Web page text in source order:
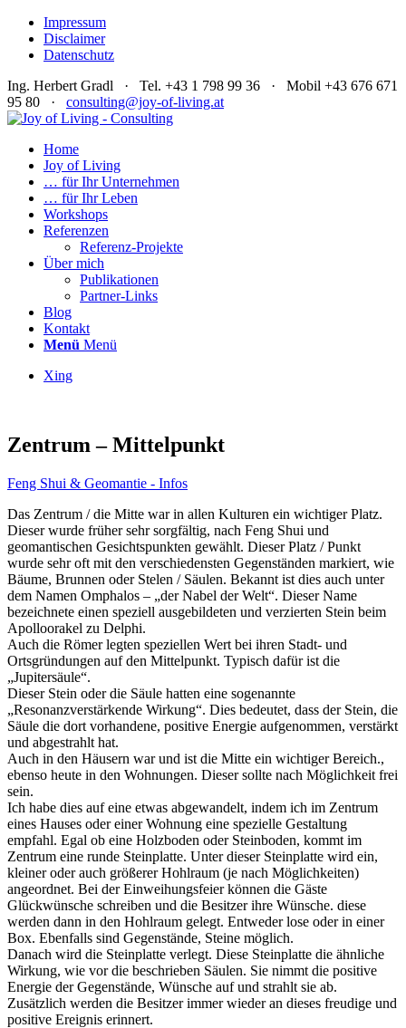
Impressum
Disclaimer
Datenschutz
Ing. Herbert Gradl · Tel. +43 1 798 99 36 · Mobil +43 676 671
95 80 · consulting@joy-of-living.at
Home
Joy of Living
… für Ihr Unternehmen
… für Ihr Leben
Workshops
Referenzen
Referenz-Projekte
Über mich
Publikationen
Partner-Links
Blog
Kontakt
Menü Menü
Xing
Zentrum – Mittelpunkt
Feng Shui & Geomantie - Infos
Das Zentrum / die Mitte war in allen Kulturen ein wichtiger Platz.
Dieser wurde früher sehr sorgfältig, nach Feng Shui und
geomantischen Gesichtspunkten gewählt. Dieser Platz / Punkt
wurde sehr oft mit den verschiedensten Gegenständen markiert, wie
Bäume, Brunnen oder Stelen / Säulen. Bekannt ist dies auch unter
dem Namen Omphalos – „der Nabel der Welt“. Dieser Name
bezeichnete einen speziell ausgebildeten und verzierten Stein beim
Apolloorakel zu Delphi.
Auch die Römer legten speziellen Wert bei ihren Stadt- und
Ortsgründungen auf den Mittelpunkt. Typisch dafür ist die
„Jupitersäule“.
Dieser Stein oder die Säule hatten eine sogenannte
„Resonanzverstärkende Wirkung“. Dies bedeutet, dass der Stein, die
Säule die dort vorhandene, positive Energie aufgenommen, verstärkt
und abgestrahlt hat.
Auch in den Häusern war und ist die Mitte ein wichtiger Bereich.,
ebenso heute in den Wohnungen. Dieser sollte nach Möglichkeit frei
sein.
Ich habe dies auf eine etwas abgewandelt, indem ich im Zentrum
eines Hauses oder einer Wohnung eine spezielle Gestaltung
empfahl. Egal ob eine Holzboden oder Steinboden, kommt im
Zentrum eine runde Steinplatte. Unter dieser Steinplatte wird ein,
kleiner oder auch größerer Hohlraum (je nach Möglichkeiten)
angeordnet. Bei der Einweihungsfeier können die Gäste
Glückwünsche schreiben und die Besitzer ihre Wünsche. diese
werden dann in den Hohlraum gelegt. Entweder lose oder in einer
Box. Ebenfalls sind Gegenstände, Steine möglich.
Danach wird die Steinplatte verlegt. Diese Steinplatte die ähnliche
Wirkung, wie vor die beschrieben Säulen. Sie nimmt die positive
Energie der Gegenstände, Wünsche auf und strahlt sie ab.
Zusätzlich werden die Besitzer immer wieder an dieses freudige und
positive Ereignis erinnert.